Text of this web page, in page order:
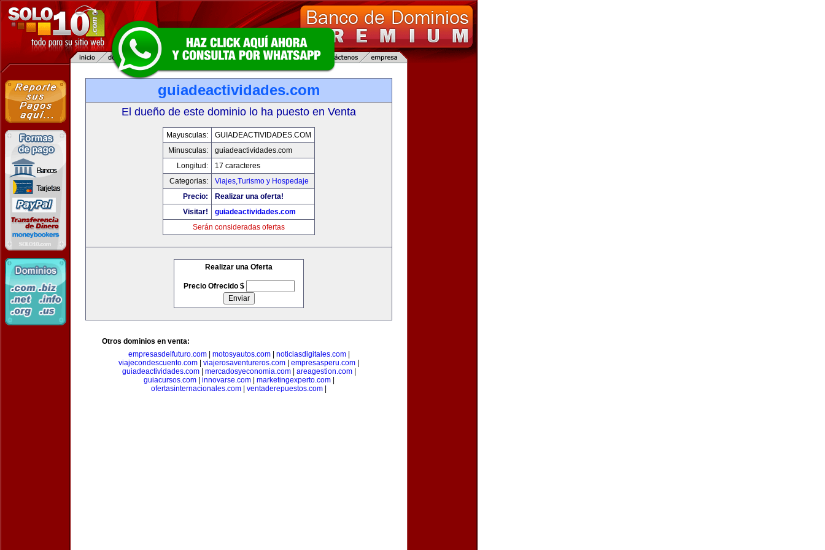
guiadeactividades.com
El dueño de este dominio lo ha puesto en Venta
Mayusculas:
GUIADEACTIVIDADES.COM
Minusculas:
guiadeactividades.com
Longitud:
17 caracteres
Categorias:
Viajes,Turismo y Hospedaje
Precio:
Realizar una oferta!
Visitar!
guiadeactividades.com
Serán consideradas ofertas
Realizar una Oferta
Precio Ofrecido $
Otros dominios en venta:
empresasdelfuturo.com| motosyautos.com| noticiasdigitales.com|
viajecondescuento.com
viajerosaventureros.com empresasperu.com
guiadeactividades.com| mercadosyeconomia.com| areagestion.com|
guiacursos.com| innovarse.com| marketingexperto.com|
ofertasinternacionales.com
ventaderepuestos.com